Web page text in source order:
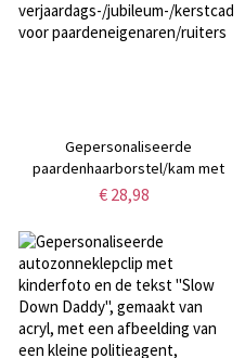
Gepersonaliseerde
paardenhaarborstel/kam met
naam en portret, houten
verjaardags-/jubileum-/kerstcadeau
voor paardeneigenaren/ruiters
€ 28,98